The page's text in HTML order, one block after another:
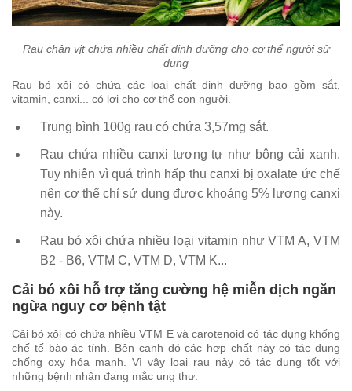
Rau chân vịt chứa nhiều chất dinh dưỡng cho cơ thể người sử
dụng
Rau bó xôi có chứa các loại chất dinh dưỡng bao gồm sắt,
vitamin, canxi... có lợi cho cơ thể con người.
Trung bình 100g rau có chứa 3,57mg sắt.
Rau chứa nhiều canxi tương tự như bông cải xanh.
Tuy nhiên vì quá trình hấp thu canxi bị oxalate ức chế
nên cơ thể chỉ sử dụng được khoảng 5% lượng canxi
này.
Rau bó xôi chứa nhiều loại vitamin như VTM A, VTM
B2 - B6, VTM C, VTM D, VTM K...
Cải bó xôi hỗ trợ tăng cường hệ miễn dịch ngăn
ngừa nguy cơ bệnh tật
Cải bó xôi có chứa nhiều VTM E và carotenoid có tác dụng khống
chế tế bào ác tính. Bên cạnh đó các hợp chất này có tác dụng
chống oxy hóa mạnh. Vì vậy loại rau này có tác dụng tốt với
những bệnh nhân đang mắc ung thư.